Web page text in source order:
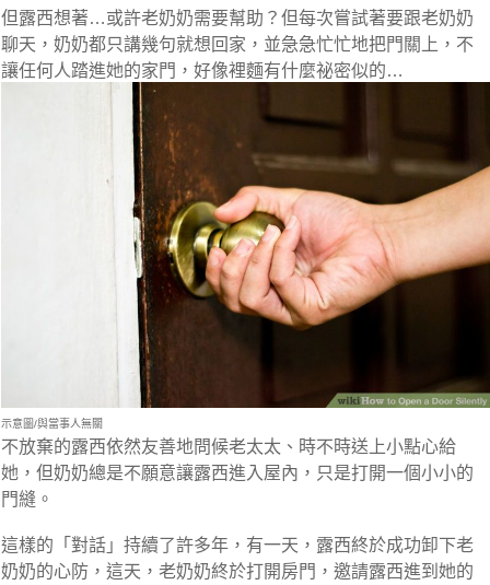
但露西想著…或許老奶奶需要幫助？ 但每次嘗試著要跟老奶奶
聊天，奶奶都只講幾句就想回家，並急急忙忙地把門關上，不
讓任何人踏進她的家門，好像裡麵有什麼祕密似的…
示意圖/與當事人無關
不放棄的露西依然友善地問候老太太、時不時送上小點心給
她，但奶奶總是不願意讓露西進入屋內，只是打開一個小小的
門縫。
這樣的「對話」持續了許多年 ，有一天，露西終於成功卸下老
奶奶的心防，這天，老奶奶終於打開房門，邀請露西進到她的